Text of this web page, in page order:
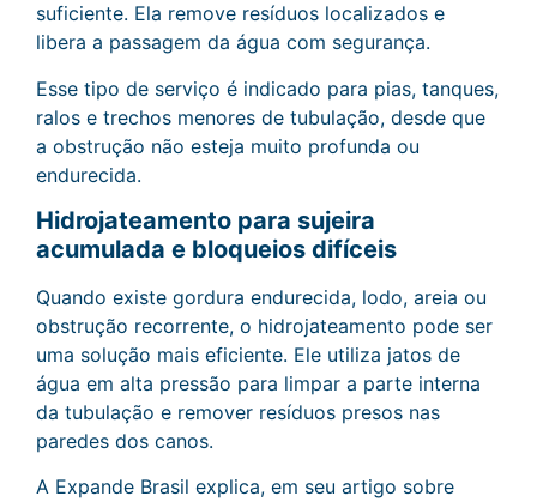
suficiente. Ela remove resíduos localizados e
libera a passagem da água com segurança.
Esse tipo de serviço é indicado para pias, tanques,
ralos e trechos menores de tubulação, desde que
a obstrução não esteja muito profunda ou
endurecida.
Hidrojateamento para sujeira
acumulada e bloqueios difíceis
Quando existe gordura endurecida, lodo, areia ou
obstrução recorrente, o hidrojateamento pode ser
uma solução mais eficiente. Ele utiliza jatos de
água em alta pressão para limpar a parte interna
da tubulação e remover resíduos presos nas
paredes dos canos.
A Expande Brasil explica, em seu artigo sobre